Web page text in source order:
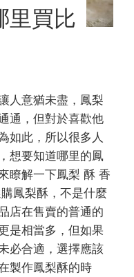
里買比
人意猶未盡，鳳梨
通，但對於喜歡他
如此，所以很多人
想要知道哪里的鳳
瞭解一下鳳梨 酥 香
鳳梨酥，不是什麼
店在售賣的普通的
是相當多，但如果
必合適，選擇應該
製作鳳梨酥的時